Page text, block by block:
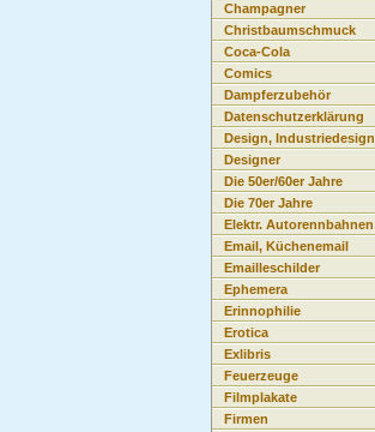
Champagner
Christbaumschmuck
Coca-Cola
Comics
Dampferzubehör
Datenschutzerklärung
Design, Industriedesign
Designer
Die 50er/60er Jahre
Die 70er Jahre
Elektr. Autorennbahnen
Email, Küchenemail
Emailleschilder
Ephemera
Erinnophilie
Erotica
Exlibris
Feuerzeuge
Filmplakate
Firmen